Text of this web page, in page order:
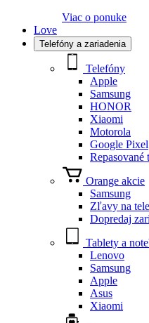
Viac o ponuke
Love
Telefóny a zariadenia
Telefóny
Apple
Samsung
HONOR
Xiaomi
Motorola
Google Pixel
Repasované
Orange akcie
Samsung
Zľavy na
Dopredaj
Tablety a
Lenovo
Samsung
Apple
Asus
Xiaomi